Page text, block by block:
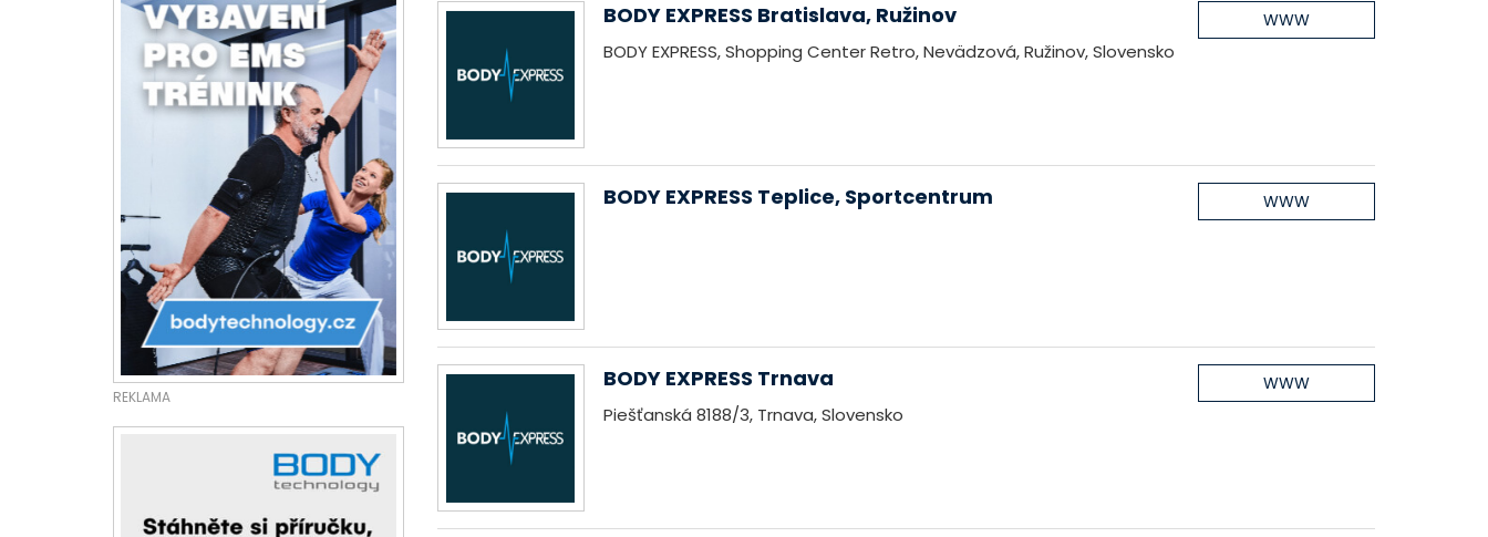
REKLAMA
BODY EXPRESS Bratislava, Ružinov
BODY EXPRESS, Shopping Center Retro, Nevädzová, Ružinov, Slovensko
WWW
BODY EXPRESS Teplice, Sportcentrum WWW
BODY EXPRESS Trnava
Piešťanská 8188/3, Trnava, Slovensko
WWW